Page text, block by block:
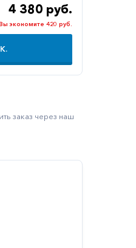
4 380 руб.
экономите 420 руб.
заказ через наш